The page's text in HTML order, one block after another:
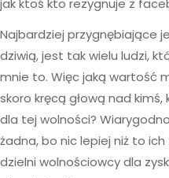
jak ktoś kto rezygnuje z
Najbardziej przygnębiające
dziwią, jest tak wielu ludzi,
mnie to. Więc jaką wartość
skoro kręcą głową nad kimś,
dla tej wolności?
żadna, bo nic lepiej niż to
dzielni wolnościowcy dla